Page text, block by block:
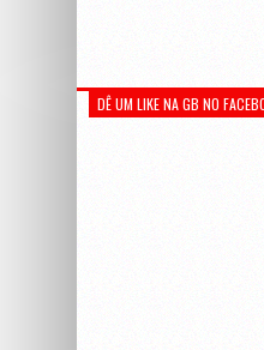
DÊ UM LIKE NA GB NO